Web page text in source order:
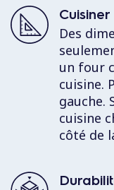
Des
un four
cuisine.
gauche.
cuisine
côté de